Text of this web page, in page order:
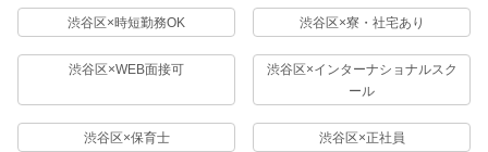
渋谷区×時短勤務OK 渋谷区×寮・社宅あり
渋谷区×WEB面接可
渋谷区×インターナショナルスク
ール
渋谷区×保育士 渋谷区×正社員